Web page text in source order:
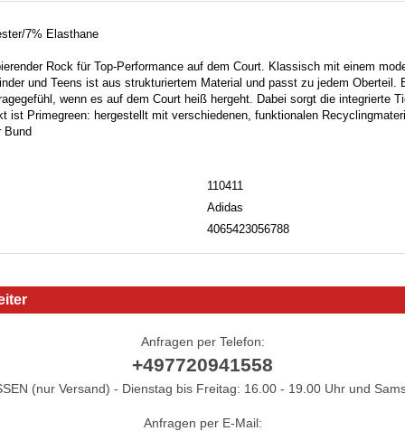
7% Elasthane
Rock für Top-Performance auf dem Court. Klassisch mit einem
und Teens ist aus strukturiertem Material und passt zu jedem Oberteil.
wenn es auf dem Court heiß hergeht. Dabei sorgt die integrierte
ist Primegreen: hergestellt mit verschiedenen, funktionalen
Bund
110411
Adidas
4065423056788
Anfragen per Telefon:
+497720941558
(nur Versand) - Dienstag bis Freitag: 16.00 - 19.00 Uhr und
Anfragen per E-Mail: